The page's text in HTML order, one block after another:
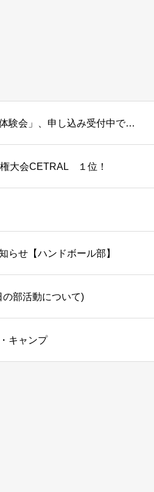
８月２２日、９月２６日開催「部活動見学会・体験会」、申し込み受付中です。
権大会CETRAL １位！
せ【ハンドボール部】
部活動について)
キャンプ